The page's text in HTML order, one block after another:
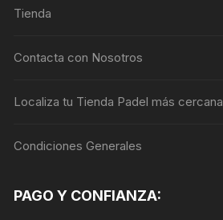
de
Tienda
Contacta con Nosotros
Localiza tu Tienda Padel más cercana
Condiciones Generales
PAGO Y CONFIANZA: